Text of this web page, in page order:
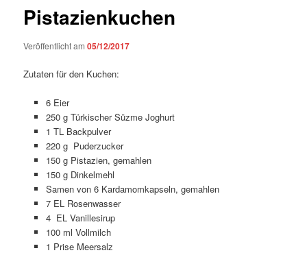
Pistazienkuchen
Veröffentlicht am05/12/2017
Zutaten für den Kuchen:
6 Eier
250 g Türkischer Süzme Joghurt
1 TL Backpulver
220 g Puderzucker
150 g Pistazien, gemahlen
150 g Dinkelmehl
Samen von 6 Kardamomkapseln, gemahlen
7 EL Rosenwasser
4 EL Vanillesirup
100 ml Vollmilch
1 Prise Meersalz